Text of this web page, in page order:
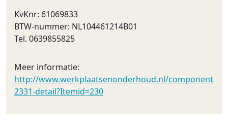
KvKnr: 61069833
BTW-nummer: NL104461214B01
Tel. 0639855825
Meer informatie:
http://www.werkplaatsenonderhoud.nl/component/
2331-detail?Itemid=230